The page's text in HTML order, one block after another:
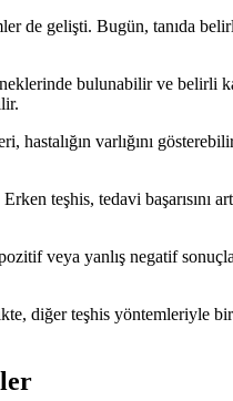
de gelişti. Bugün, tanıda
bulunabilir ve belirli
varlığını
teşhis, tedavi başarısını
veya yanlış negatif
diğer teşhis yöntemleriyle